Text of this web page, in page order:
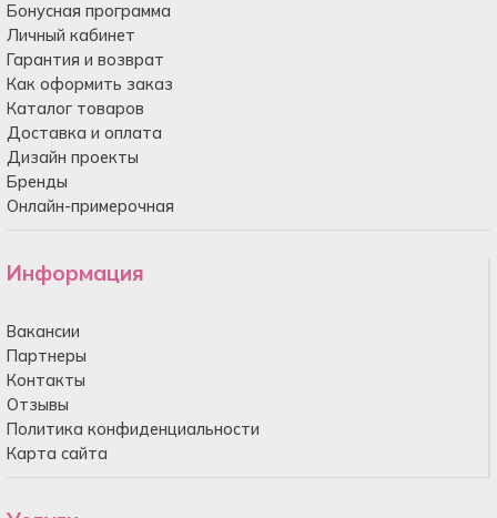
Бонусная программа
Личный кабинет
Гарантия и возврат
Как оформить заказ
Каталог товаров
Доставка и оплата
Дизайн проекты
Бренды
Онлайн-примерочная
Информация
Вакансии
Партнеры
Контакты
Отзывы
Политика конфиденциальности
Карта сайта